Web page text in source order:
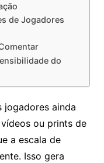
de Jogadores
do
jogadores ainda
ou prints de
a escala de
Isso gera